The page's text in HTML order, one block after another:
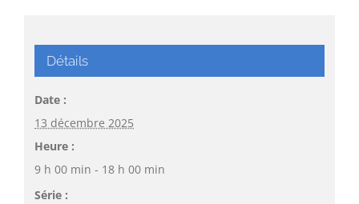
Détails
Date :
13 décembre 2025
Heure :
9 h 00 min - 18 h 00 min
Série :